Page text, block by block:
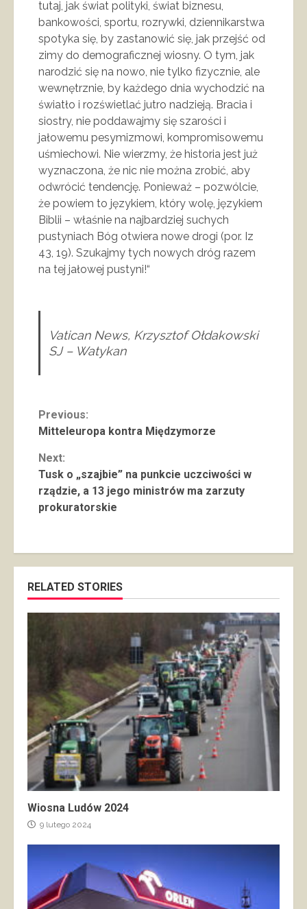
tutaj, jak świat polityki, świat biznesu,
bankowości, sportu, rozrywki, dziennikarstwa
spotyka się, by zastanowić się, jak przejść od
zimy do demograficznej wiosny. O tym, jak
narodzić się na nowo, nie tylko fizycznie, ale
wewnętrznie, by każdego dnia wychodzić na
światło i rozświetlać jutro nadzieją. Bracia i
siostry, nie poddawajmy się szarości i
jałowemu pesymizmowi, kompromisowemu
uśmiechowi. Nie wierzmy, że historia jest już
wyznaczona, że nic nie można zrobić, aby
odwrócić tendencję. Ponieważ – pozwólcie,
że powiem to językiem, który wolę, językiem
Biblii – właśnie na najbardziej suchych
pustyniach Bóg otwiera nowe drogi (por. Iz
43, 19). Szukajmy tych nowych dróg razem
na tej jałowej pustyni!“
Vatican News, Krzysztof Ołdakowski
SJ – Watykan
Continue
Previous:
Mitteleuropa kontra Międzymorze
Next:
Tusk o „szajbie” na punkcie uczciwości w
rządzie, a 13 jego ministrów ma zarzuty
prokuratorskie
RELATED STORIES
Wiosna Ludów 2024
9 lutego 2024